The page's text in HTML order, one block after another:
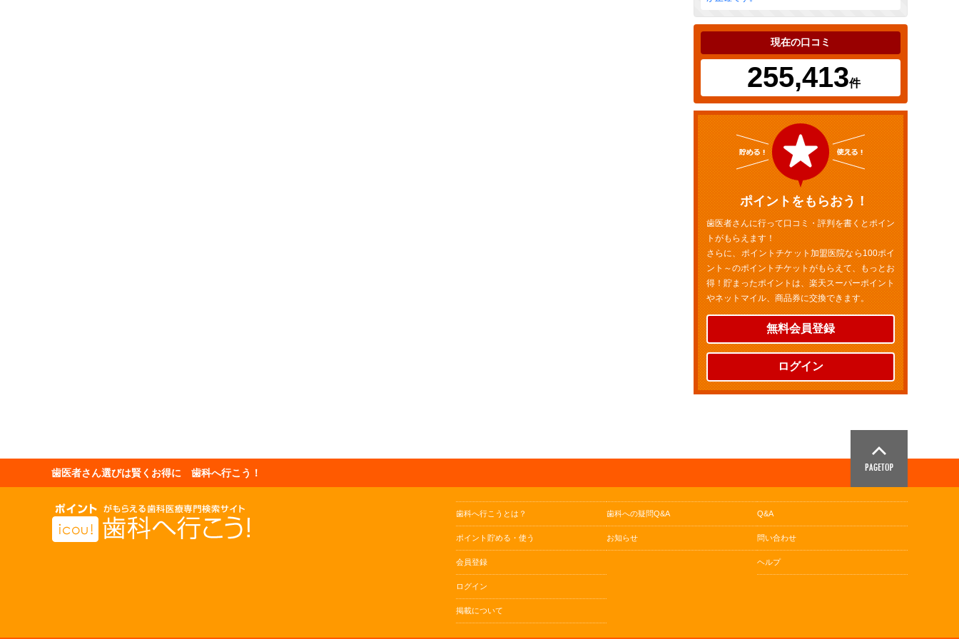
現在の口コミ
255,413件
ポイントをもらおう！
歯医者さんに行って口コミ・評判を書くとポイン
トがもらえます！
さらに、ポイントチケット加盟医院なら100ポイ
ント～のポイントチケットがもらえて、もっとお
得！貯まったポイントは、楽天スーパーポイント
やネットマイル、商品券に交換できます。
無料会員登録
ログイン
歯医者さん選びは賢くお得に 歯科へ行こう！
歯科へ行こうとは？
ポイント貯める・使う
会員登録
ログイン
掲載について
歯科への疑問Q&A
お知らせ
Q&A
問い合わせ
ヘルプ